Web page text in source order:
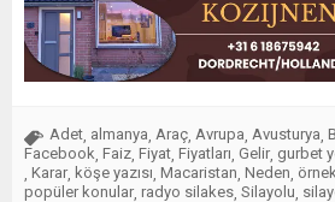
Adet almanya Araç Avrupa Avusturya
Facebook Faiz Fiyat Fiyatları Gelir gurbet
Karar köşe yazısı Macaristan Neden
popüler konular radyo silakes Silayolu